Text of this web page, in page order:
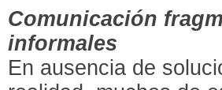
Comunicación
informales
En ausencia de